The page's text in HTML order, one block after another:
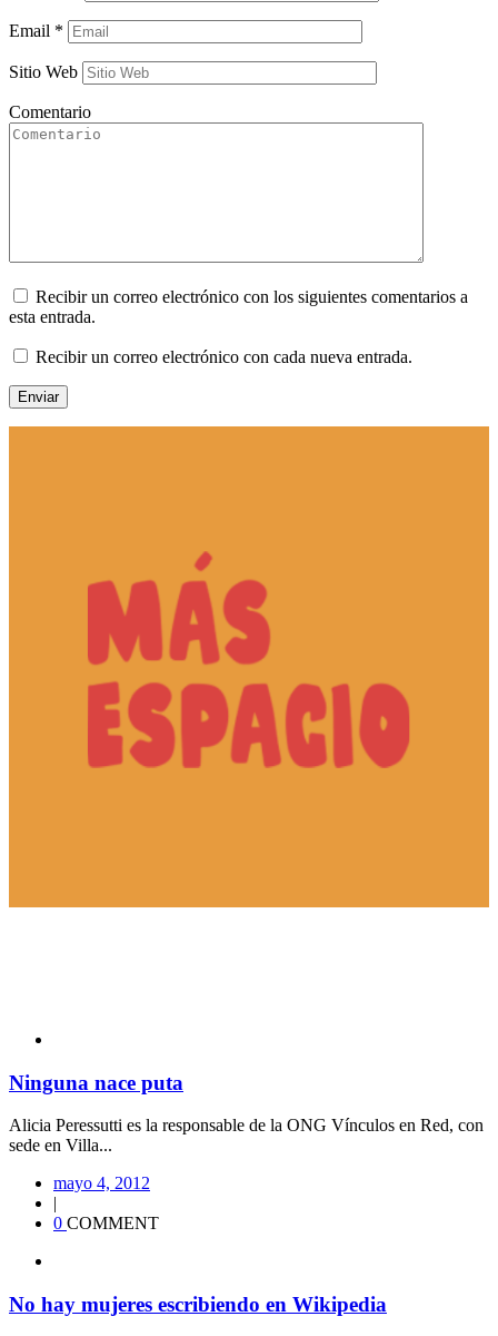
Email *
Sitio Web
Comentario
Recibir un correo electrónico con los siguientes comentarios a
esta entrada.
Recibir un correo electrónico con cada nueva entrada.
Ninguna nace puta
Alicia Peressutti es la responsable de la ONG Vínculos en Red, con
sede en Villa...
mayo 4, 2012
|
0 COMMENT
No hay mujeres escribiendo en Wikipedia